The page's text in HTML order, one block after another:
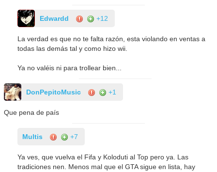
Edwardd +12
La verdad es que no te falta razón, esta violando en ventas a
todas las demás tal y como hizo wii.
Ya no valéis ni para trollear bien...
DonPepitoMusic +1
Que pena de país
Multis +7
Ya ves, que vuelva el Fifa y Koloduti al Top pero ya. Las
tradiciones nen. Menos mal que el GTA sigue en lista, hay